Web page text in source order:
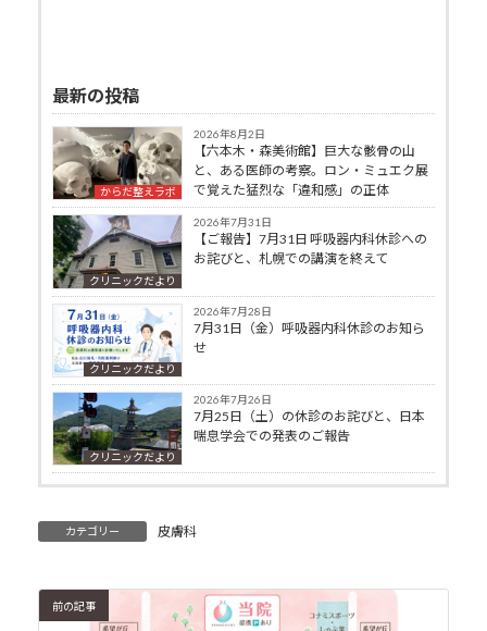
最新の投稿
からだ整えラボ
2026年8月2日
【六本木・森美術館】巨大な骸骨の山
と、ある医師の考察。ロン・ミュエク展
で覚えた猛烈な「違和感」の正体
クリニックだより
2026年7月31日
【ご報告】7月31日 呼吸器内科休診への
お詫びと、札幌での講演を終えて
クリニックだより
2026年7月28日
7月31日（金）呼吸器内科休診のお知ら
せ
クリニックだより
2026年7月26日
7月25日（土）の休診のお詫びと、日本
喘息学会での発表のご報告
カテゴリー 皮膚科
前の記事